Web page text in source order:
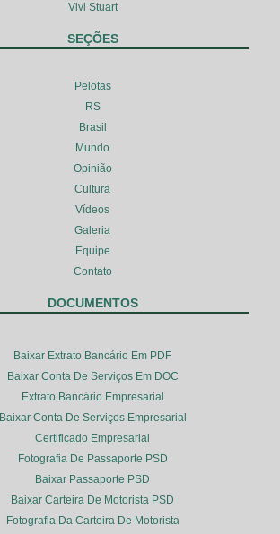
Vivi Stuart
SEÇÕES
Pelotas
RS
Brasil
Mundo
Opinião
Cultura
Vídeos
Galeria
Equipe
Contato
DOCUMENTOS
Baixar Extrato Bancário Em PDF
Baixar Conta De Serviços Em DOC
Extrato Bancário Empresarial
Baixar Conta De Serviços Empresarial
Certificado Empresarial
Fotografia De Passaporte PSD
Baixar Passaporte PSD
Baixar Carteira De Motorista PSD
Fotografia Da Carteira De Motorista